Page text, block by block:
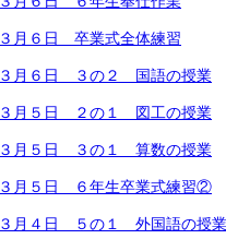
３月６日 卒業式全体練習
３月６日 ３の２ 国語の授業
３月５日 ２の１ 図工の授業
３月５日 ３の１ 算数の授業
３月５日 ６年生卒業式練習②
３月４日 ５の１ 外国語の授業